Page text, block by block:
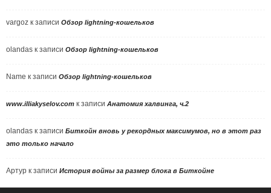
vargoz к записи Обзор lightning-кошельков
olandas к записи Обзор lightning-кошельков
Name к записи Обзор lightning-кошельков
www.illiakyselov.com к записи Анатомия халвинга, ч.2
olandas к записи Биткойн вновь у рекордных максимумов, но в этот раз
это только начало
Артур к записи История войны за размер блока в Биткойне